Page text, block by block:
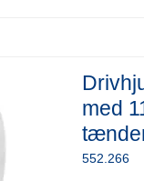
med
552.266